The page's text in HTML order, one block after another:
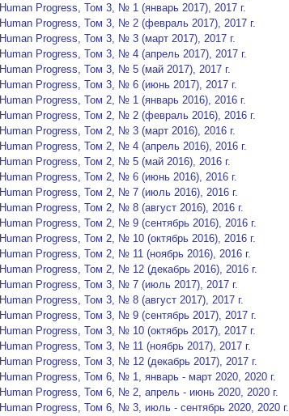
Human Progress, Том 3, № 1 (январь 2017), 2017 г.
Human Progress, Том 3, № 2 (февраль 2017), 2017 г.
Human Progress, Том 3, № 3 (март 2017), 2017 г.
Human Progress, Том 3, № 4 (апрель 2017), 2017 г.
Human Progress, Том 3, № 5 (май 2017), 2017 г.
Human Progress, Том 3, № 6 (июнь 2017), 2017 г.
Human Progress, Том 2, № 1 (январь 2016), 2016 г.
Human Progress, Том 2, № 2 (февраль 2016), 2016 г.
Human Progress, Том 2, № 3 (март 2016), 2016 г.
Human Progress, Том 2, № 4 (апрель 2016), 2016 г.
Human Progress, Том 2, № 5 (май 2016), 2016 г.
Human Progress, Том 2, № 6 (июнь 2016), 2016 г.
Human Progress, Том 2, № 7 (июль 2016), 2016 г.
Human Progress, Том 2, № 8 (август 2016), 2016 г.
Human Progress, Том 2, № 9 (сентябрь 2016), 2016 г.
Human Progress, Том 2, № 10 (октябрь 2016), 2016 г.
Human Progress, Том 2, № 11 (ноябрь 2016), 2016 г.
Human Progress, Том 2, № 12 (декабрь 2016), 2016 г.
Human Progress, Том 3, № 7 (июль 2017), 2017 г.
Human Progress, Том 3, № 8 (август 2017), 2017 г.
Human Progress, Том 3, № 9 (сентябрь 2017), 2017 г.
Human Progress, Том 3, № 10 (октябрь 2017), 2017 г.
Human Progress, Том 3, № 11 (ноябрь 2017), 2017 г.
Human Progress, Том 3, № 12 (декабрь 2017), 2017 г.
Human Progress, Том 6, № 1, январь - март 2020, 2020 г.
Human Progress, Том 6, № 2, апрель - июнь 2020, 2020 г.
Human Progress, Том 6, № 3, июль - сентябрь 2020, 2020 г.